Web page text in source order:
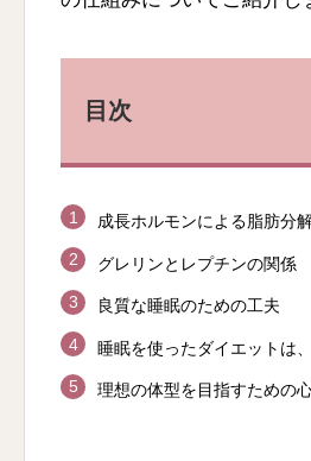
目次
成長ホルモンによる脂肪分
グレリンとレプチンの関係
良質な睡眠のための工夫
睡眠を使ったダイエットは
理想の体型を目指すための